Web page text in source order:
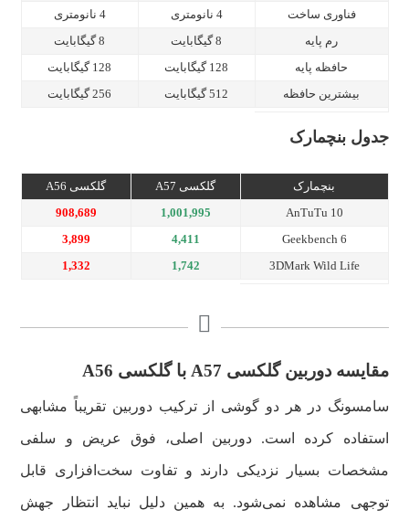
فناوری ساخت
4 نانومتری
4 نانومتری
رم پایه
8 گیگابایت
8 گیگابایت
حافظه پایه
128 گیگابایت
128 گیگابایت
بیشترین حافظه
512 گیگابایت 256 گیگابایت
جدول بنچمارک
بنچمارک گلکسی A57
گلکسی A56
AnTuTu 10
1,001,995
908,689
Geekbench 6
4,411
3,899
3DMark Wild Life
1,742
1,332
مقایسه دوربین گلکسی A57 با گلکسی A56
سامسونگ در هر دو گوشی از ترکیب دوربین تقریباً مشابهی
استفاده کرده است. دوربین اصلی، فوق عریض و سلفی
مشخصات بسیار نزدیکی دارند و تفاوت سخت‌افزاری قابل
توجهی مشاهده نمی‌شود. به همین دلیل نباید انتظار جهش